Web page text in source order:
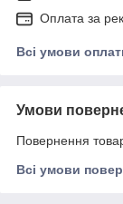
Оплата за
Всі умови
Умови
Повернення
Всі умови